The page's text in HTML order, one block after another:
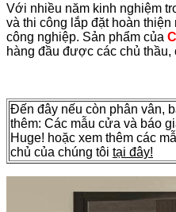
Với nhiều năm kinh nghiệm
và thi công lắp đặt hoàn
công nghiệp. Sản phẩm của
hàng đầu được các chủ
Đến đây nếu còn phân vân,
thêm: Các mẫu cửa và báo
Huge! hoặc xem thêm các
chủ của chúng tôi tại đây!